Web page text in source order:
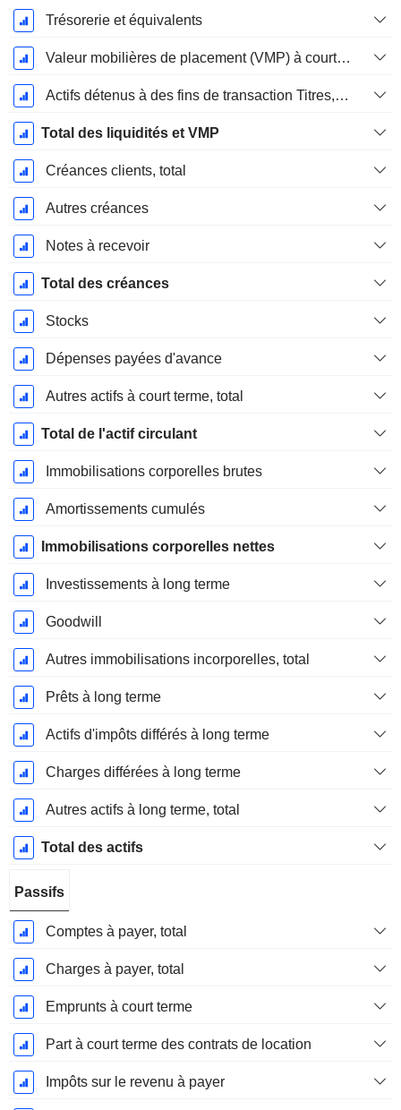
Décembre
Trésorerie et équivalents
Valeur mobilières de placement (VMP) à court terme
Actifs détenus à des fins de transaction Titres, totalActifs détenus à des fins de transactions (Trading), Total.
Total des liquidités et VMP
Créances clients, total
Autres créances
Notes à recevoir
Total des créances
Stocks
Dépenses payées d'avance
Autres actifs à court terme, total
Total de l'actif circulant
Immobilisations corporelles brutes
Amortissements cumulés
Immobilisations corporelles nettes
Investissements à long terme
Goodwill
Autres immobilisations incorporelles, total
Prêts à long terme
Actifs d'impôts différés à long terme
Charges différées à long terme
Autres actifs à long terme, total
Total des actifs
Passifs
Comptes à payer, total
Charges à payer, total
Emprunts à court terme
Part à court terme des contrats de location
Impôts sur le revenu à payer